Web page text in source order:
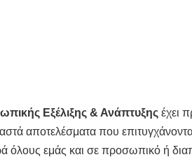
Εξέλιξης & Ανάπτυξης έχει
αποτελέσματα που
όλους εμάς και σε προσωπικό ή